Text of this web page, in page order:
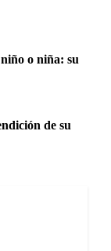
o niña: su
de su